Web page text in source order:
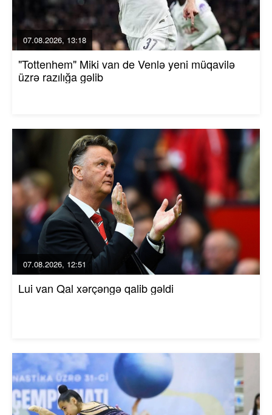
07.08.2026, 13:18
"Tottenhem" Miki van de Venlə yeni müqavilə
üzrə razılığa gəlib
07.08.2026, 12:51
Lui van Qal xərçəngə qalib gəldi